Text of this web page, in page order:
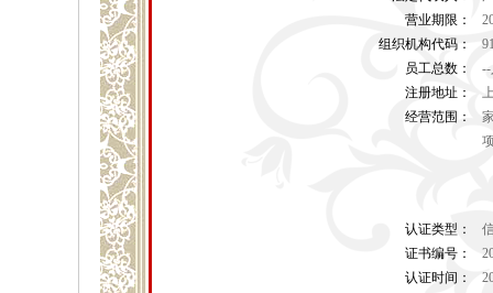
营业期限：
组织机构代码：
员工总数：
注册地址：
经营范围：
认证类型：
证书编号：
认证时间：